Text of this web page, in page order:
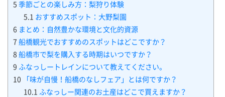
5 季節ごとの楽しみ方：梨狩り体験
5.1 おすすめスポット：大野梨園
6 まとめ：自然豊かな環境と文化的資源
7 船橋観光でおすすめのスポットはどこですか？
8 船橋市で梨を購入する時期はいつですか？
9 ふなっしートレインについて教えてください。
10 「味が自慢！船橋のなしフェア」とは何ですか？
10.1 ふなっしー関連のお土産はどこで買えますか？